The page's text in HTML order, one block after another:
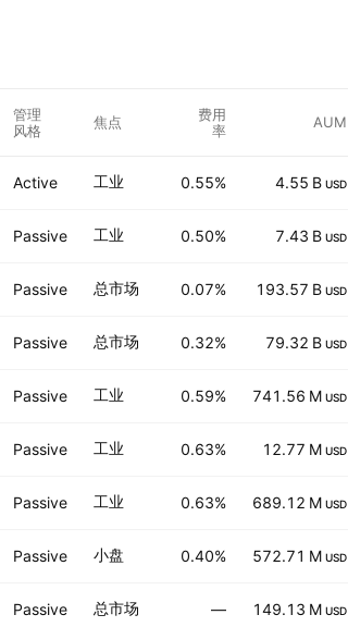
管理
风格
焦点
费用
率
AUM
Active 工业 0.55% 4.55 B USD
Passive 工业 0.50% 7.43 B USD
Passive 总市场 0.07% 193.57 B USD
Passive 总市场 0.32% 79.32 B USD
Passive 工业 0.59% 741.56 M USD
Passive 工业 0.63% 12.77 M USD
Passive 工业 0.63% 689.12 M USD
Passive 小盘 0.40% 572.71 M USD
Passive 总市场 — 149.13 M USD